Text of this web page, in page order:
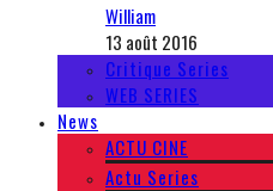
William
13 août 2016
Critique Series
WEB SERIES
News
ACTU CINE
Actu Series